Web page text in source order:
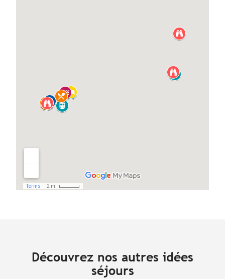
Découvrez nos autres idées
séjours